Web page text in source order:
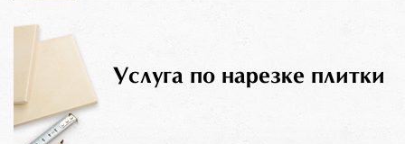
Услуга по нарезке плитки